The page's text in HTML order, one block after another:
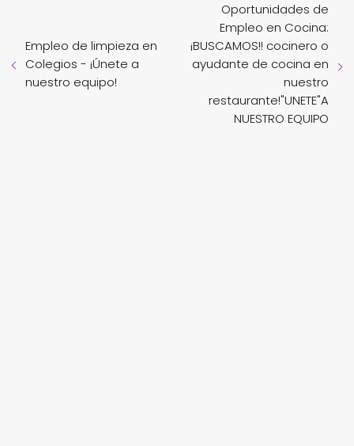
Empleo de limpieza en
Colegios - ¡Únete a
nuestro equipo!
Oportunidades de
Empleo en Cocina:
¡BUSCAMOS!! cocinero o
ayudante de cocina en
nuestro
restaurante!"UNETE"A
NUESTRO EQUIPO